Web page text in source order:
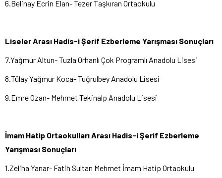
6.Belinay Ecrin Elan- Tezer Taşkıran Ortaokulu
Liseler Arası Hadis-i Şerif Ezberleme Yarışması Sonuçları
7.Yağmur Altun- Tuzla Orhanlı Çok Programlı Anadolu Lisesi
8.Tülay Yağmur Koca- Tuğrulbey Anadolu Lisesi
9.Emre Ozan- Mehmet Tekinalp Anadolu Lisesi
İmam Hatip Ortaokulları Arası Hadis-i Şerif Ezberleme
Yarışması Sonuçları
1.Zeliha Yanar- Fatih Sultan Mehmet İmam Hatip Ortaokulu